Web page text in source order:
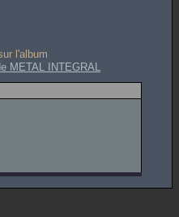
l'album
METAL INTEGRAL